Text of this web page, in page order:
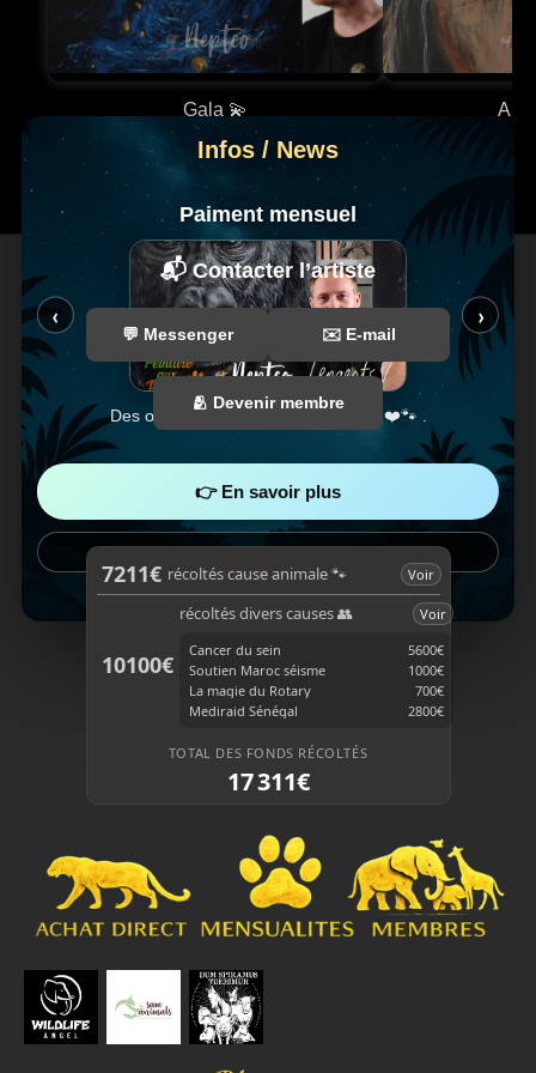
Gala 💫
Infos / News
‹
Paiment mensuel
Des œuvres encore plus accessible ❤️🐾 .
›
👉 En savoir plus
Fermer
1 / 4
📬 Contacter l’artiste
💬 Messenger ✉️ E-mail
🫂 Devenir membre
a
c
e
o
i
k
T
o
7211€ récoltés cause animale 🐾 Voir
10100€
récoltés divers causes 👥
Voir
Cancer du sein
5600€
Soutien Maroc séisme
1000€
La magie du Rotary
700€
Mediraid Sénégal
2800€
TOTAL DES FONDS RÉCOLTÉS
17 311€